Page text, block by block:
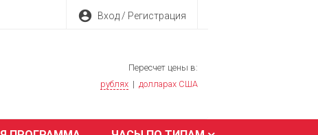
account_circle Вход / Регистрация
Пересчет цены в:
рублях | долларах США